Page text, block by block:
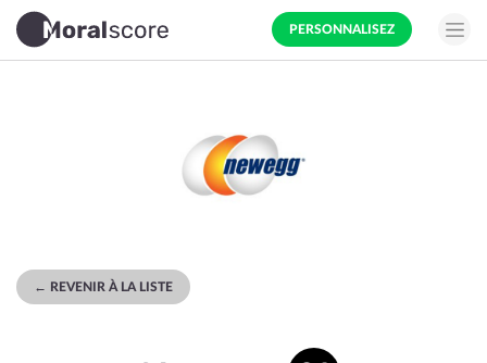
PERSONNALISEZ
← REVENIR À LA LISTE